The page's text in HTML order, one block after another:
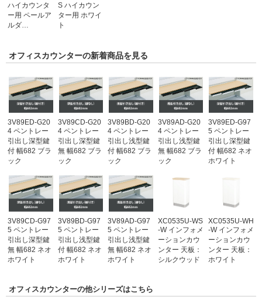
ハイカウンタ
ー用 ペールア
ルダ…
S ハイカウン
ター用 ホワイ
ト
オフィスカウンターの新着商品を見る
3V89ED-G20
4 ペントレー
引出し深型鍵
付 幅682 ブラ
ック
3V89CD-G20
4 ペントレー
引出し深型鍵
無 幅682 ブラ
ック
3V89BD-G20
4 ペントレー
引出し浅型鍵
付 幅682 ブラ
ック
3V89AD-G20
4 ペントレー
引出し浅型鍵
無 幅682 ブラ
ック
3V89ED-G97
5 ペントレー
引出し深型鍵
付 幅682 ネオ
ホワイト
3V89CD-G97
5 ペントレー
引出し深型鍵
無 幅682 ネオ
ホワイト
3V89BD-G97
5 ペントレー
引出し浅型鍵
付 幅682 ネオ
ホワイト
3V89AD-G97
5 ペントレー
引出し浅型鍵
無 幅682 ネオ
ホワイト
XC0535U-WS
-W インフォメ
ーションカウ
ンター 天板：
シルクウッド
XC0535U-WH
-W インフォメ
ーションカウ
ンター 天板：
ホワイト
オフィスカウンターの他シリーズはこちら